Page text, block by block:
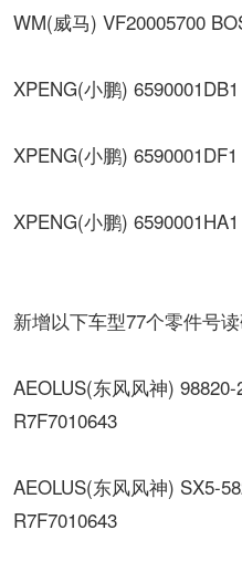
WM(威马) VF20005700
XPENG(小鹏)
XPENG(小鹏)
XPENG(小鹏)
新增以下车型77个零件号
AEOLUS(东风风神)
R7F7010643
AEOLUS(东风风神) SX5-
R7F7010643